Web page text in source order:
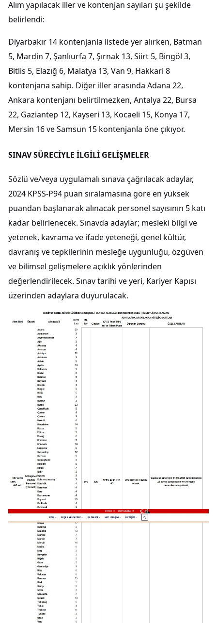
Alım yapılacak iller ve kontenjan sayıları şu şekilde
belirlendi:
Diyarbakır 14 kontenjanla listede yer alırken, Batman
5, Mardin 7, Şanlıurfa 7, Şırnak 13, Siirt 5, Bingöl 3,
Bitlis 5, Elazığ 6, Malatya 13, Van 9, Hakkari 8
kontenjana sahip. Diğer iller arasında Adana 22,
Ankara kontenjanı belirtilmezken, Antalya 22, Bursa
22, Gaziantep 12, Kayseri 13, Kocaeli 15, Konya 17,
Mersin 16 ve Samsun 15 kontenjanla öne çıkıyor.
SINAV SÜRECİYLE İLGİLİ GELİŞMELER
Sözlü ve/veya uygulamalı sınava çağrılacak adaylar,
2024 KPSS-P94 puan sıralamasına göre en yüksek
puandan başlanarak alınacak personel sayısının 5 katı
kadar belirlenecek. Sınavda adaylar; mesleki bilgi ve
yetenek, kavrama ve ifade yeteneği, genel kültür,
davranış ve tepkilerinin mesleğe uygunluğu, özgüven
ve bilimsel gelişmelere açıklık yönlerinden
değerlendirilecek. Sınav tarihi ve yeri, Kariyer Kapısı
üzerinden adaylara duyurulacak.